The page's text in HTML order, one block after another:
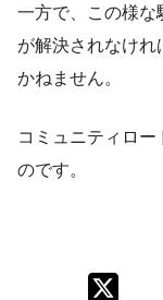
一方で、この様な
が解決されなけれ
かねません。
コミュニティロ
のです。